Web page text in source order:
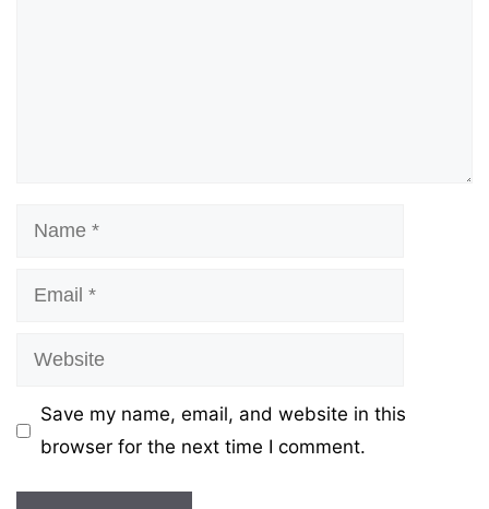
Name
Email
Website
Save my name, email, and website in this
browser for the next time I comment.